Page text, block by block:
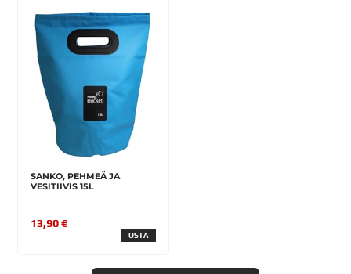
SANKO, PEHMEÄ JA
VESITIIVIS 15L
13,90 €
OSTA